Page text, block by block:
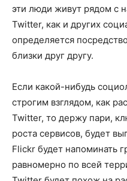
эти люди живут рядом с
Twitter, как и других
определяется
близки друг другу.
Если какой-нибудь
строгим взглядом, как
Twitter, то держу пари,
роста сервисов, будет
Flickr будет напоминать
равномерно по всей